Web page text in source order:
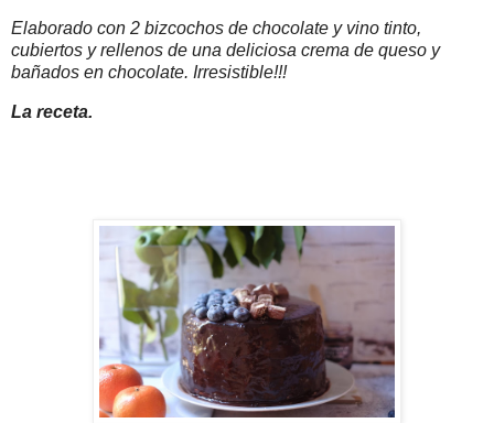
Elaborado con 2 bizcochos de chocolate y vino tinto,
cubiertos y rellenos de una deliciosa crema de queso y
bañados en chocolate. Irresistible!!!
La receta.